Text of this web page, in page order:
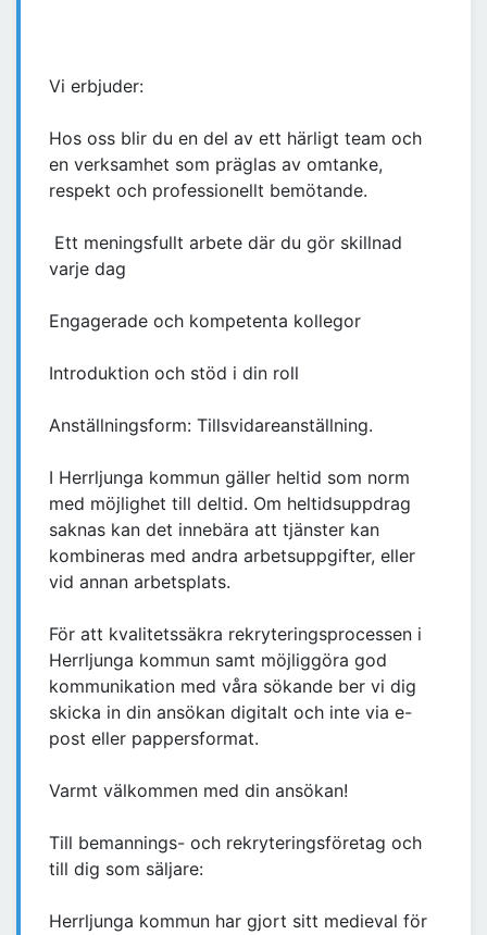
Vi erbjuder:
Hos oss blir du en del av ett härligt team och
en verksamhet som präglas av omtanke,
respekt och professionellt bemötande.
Ett meningsfullt arbete där du gör skillnad
varje dag
Engagerade och kompetenta kollegor
Introduktion och stöd i din roll
Anställningsform: Tillsvidareanställning.
I Herrljunga kommun gäller heltid som norm
med möjlighet till deltid. Om heltidsuppdrag
saknas kan det innebära att tjänster kan
kombineras med andra arbetsuppgifter, eller
vid annan arbetsplats.
För att kvalitetssäkra rekryteringsprocessen i
Herrljunga kommun samt möjliggöra god
kommunikation med våra sökande ber vi dig
skicka in din ansökan digitalt och inte via e-
post eller pappersformat.
Varmt välkommen med din ansökan!
Till bemannings- och rekryteringsföretag och
till dig som säljare:
Herrljunga kommun har gjort sitt medieval för